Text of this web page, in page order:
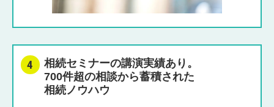
相続セミナーの講演実績あり。
700件超の相談から蓄積された
相続ノウハウ